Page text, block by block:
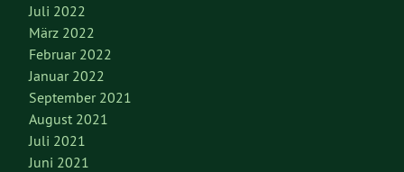
Juli 2022
März 2022
Februar 2022
Januar 2022
September 2021
August 2021
Juli 2021
Juni 2021